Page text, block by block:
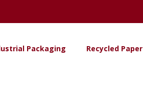
Packaging Recycled Paper